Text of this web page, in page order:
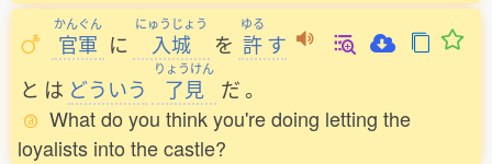
かんぐん
官軍 に
にゅうじょう
入城 を
ゆる
許す
と は どういう
りょうけん
了見 だ。
What do you think you're doing letting the
loyalists into the castle?